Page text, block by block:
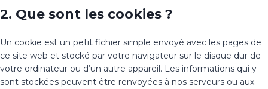
2. Que sont les cookies ?
Un cookie est un petit fichier simple envoyé avec les pages de
ce site web et stocké par votre navigateur sur le disque dur de
votre ordinateur ou d’un autre appareil. Les informations qui y
sont stockées peuvent être renvoyées à nos serveurs ou aux